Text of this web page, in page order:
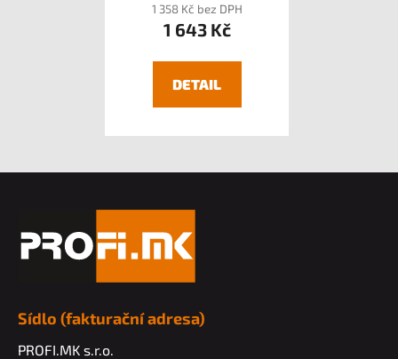
1 358 Kč bez DPH
1 643 Kč
DETAIL
Sídlo (fakturační adresa)
PROFI.MK s.r.o.